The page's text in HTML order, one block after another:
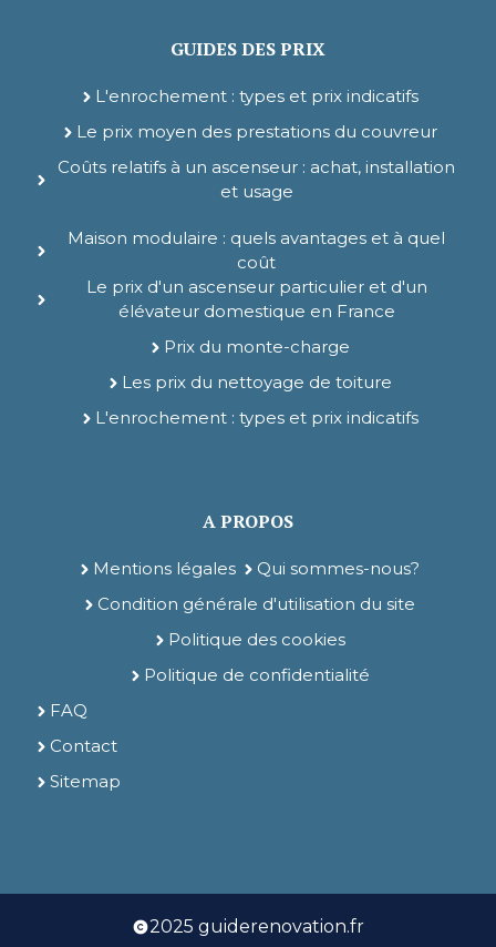
GUIDES DES PRIX
L'enrochement : types et prix indicatifs
Le prix moyen des prestations du couvreur
Coûts relatifs à un ascenseur : achat, installation
et usage
Maison modulaire : quels avantages et à quel
coût
Le prix d'un ascenseur particulier et d'un
élévateur domestique en France
Prix du monte-charge
Les prix du nettoyage de toiture
L'enrochement : types et prix indicatifs
A PROPOS
Mentions légales
Qui sommes-nous?
Condition générale d'utilisation du site
Politique des cookies
Politique de confidentialité
FAQ
Contact
Sitemap
2025 guiderenovation.fr